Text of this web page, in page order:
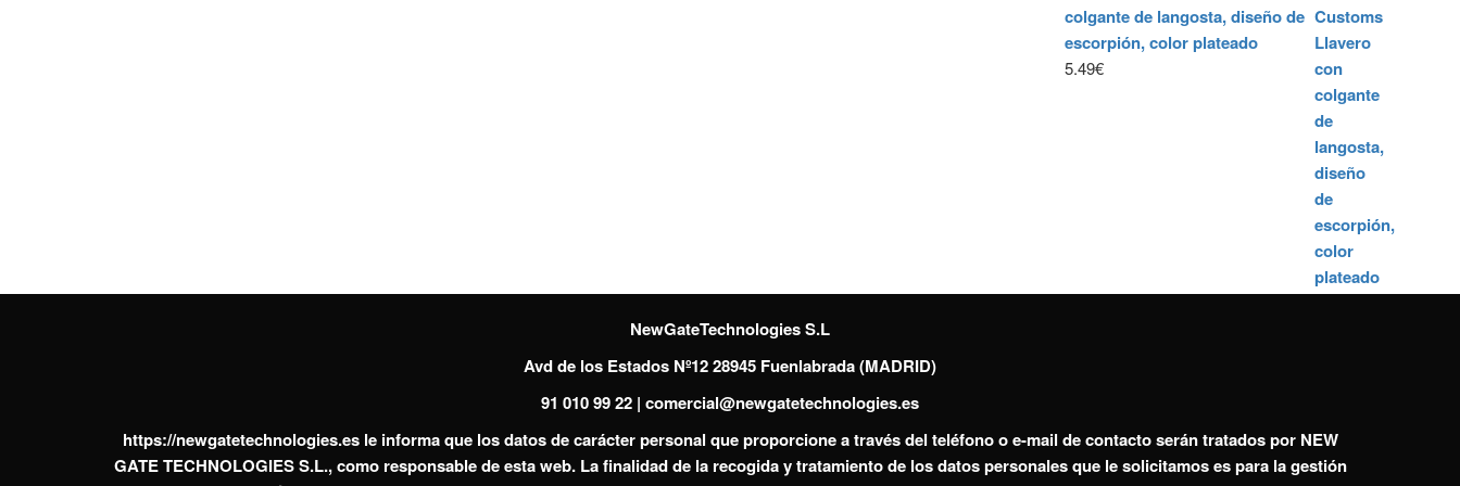
colgante de langosta, diseño de
escorpión, color plateado
5.49€
NewGateTechnologies S.L
Avd de los Estados Nº12 28945 Fuenlabrada (MADRID)
91 010 99 22 | comercial@newgatetechnologies.es
https://newgatetechnologies.esle informa que los datos de carácter personal que proporcione a través del teléfono o e-mail de contacto serán tratados por NEW
GATE TECHNOLOGIES S.L., como responsable de esta web. La finalidad de la recogida y tratamiento de los datos personales que le solicitamos es para la gestión